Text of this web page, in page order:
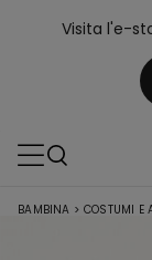
Visita l'e-
BAMBINA > COSTUMI E